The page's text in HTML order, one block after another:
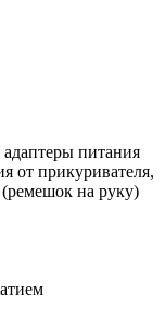
питания
от прикуривателя,
(ремешок на руку)